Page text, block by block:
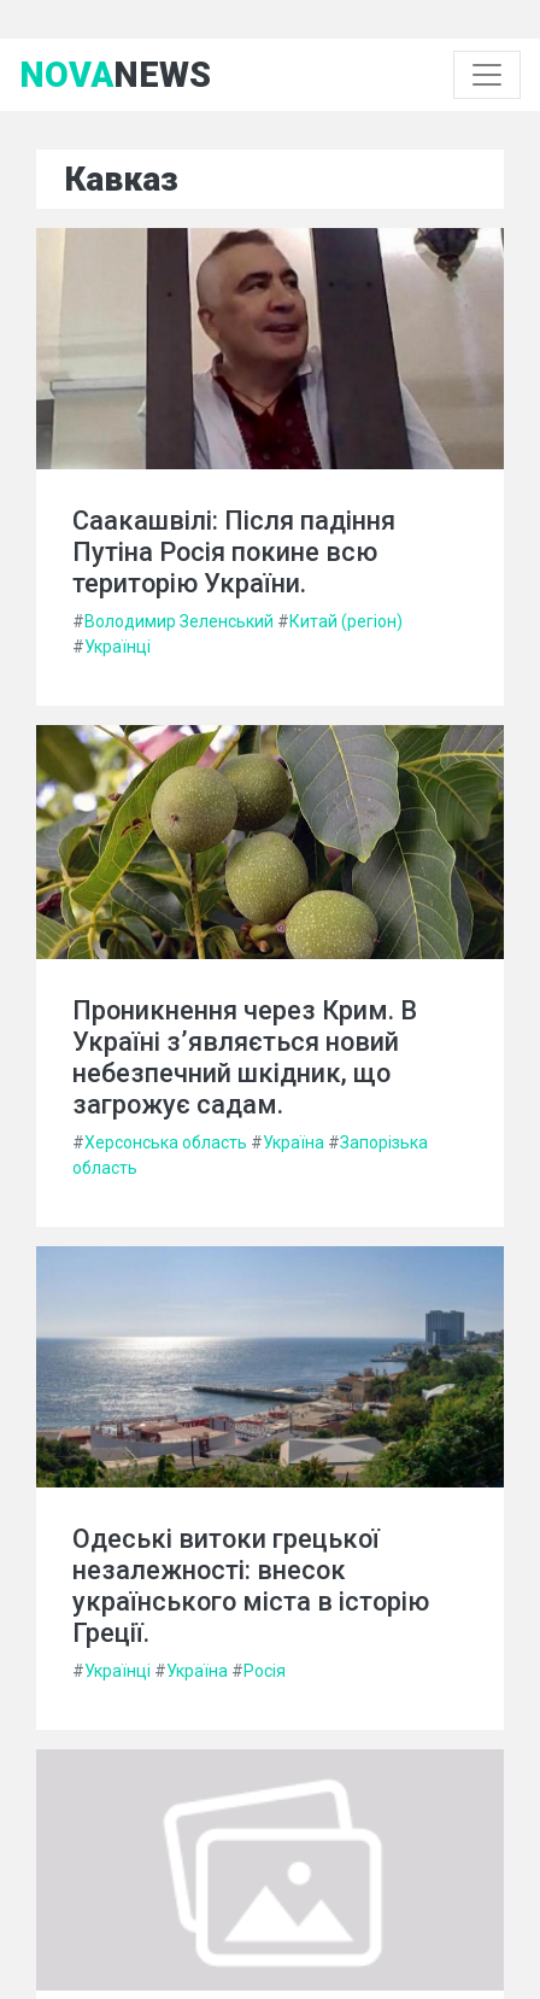
NOVANEWS
Кавказ
Саакашвілі: Після падіння
Путіна Росія покине всю
територію України.
#Володимир Зеленський #Китай (регіон)
#Українці
Проникнення через Крим. В
Україні з’являється новий
небезпечний шкідник, що
загрожує садам.
#Херсонська область #Україна #Запорізька
область
Одеські витоки грецької
незалежності: внесок
українського міста в історію
Греції.
#Українці #Україна #Росія